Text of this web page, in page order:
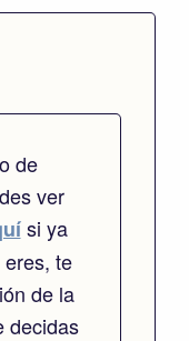
de
ver
si ya
te
de la
decidas